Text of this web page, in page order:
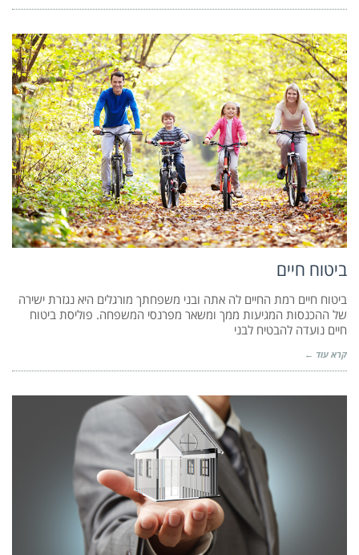
ביטוח חיים
ביטוח חיים רמת החיים לה אתה ובני משפחתך מורגלים היא נגזרת ישירה
של ההכנסות המגיעות ממך ומשאר מפרנסי המשפחה. פוליסת ביטוח
חיים נועדה להבטיח לבני
קרא עוד ←